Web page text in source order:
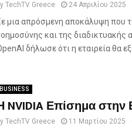
TechTV Greece 24 Απριλίου 2025
μια απρόσμενη αποκάλυψη που
και της διαδικτυακής
δήλωσε ότι η εταιρεία θα
BUSINESS
NVIDIA Επίσημα στην
TechTV Greece 11 Μαρτίου 2025